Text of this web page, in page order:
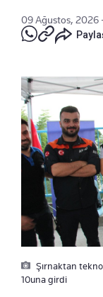
09 Ağustos, 2026
Şırnaktan
10una girdi